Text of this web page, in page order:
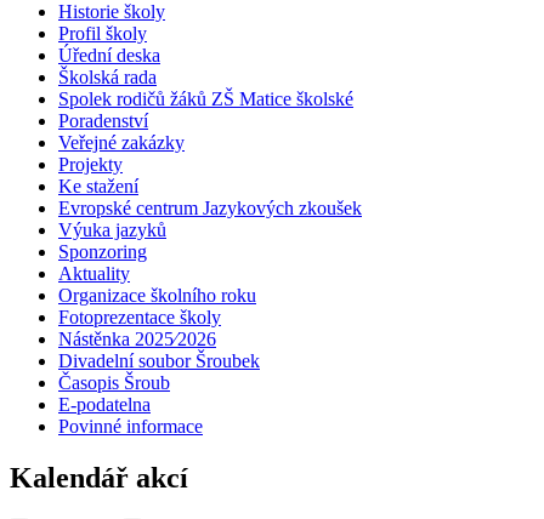
Historie školy
Profil školy
Úřední deska
Školská rada
Spolek rodičů žáků ZŠ Matice školské
Poradenství
Veřejné zakázky
Projekty
Ke stažení
Evropské centrum Jazykových zkoušek
Výuka jazyků
Sponzoring
Aktuality
Organizace školního roku
Fotoprezentace školy
Nástěnka 2025⁄2026
Divadelní soubor Šroubek
Časopis Šroub
E-podatelna
Povinné informace
Kalendář akcí